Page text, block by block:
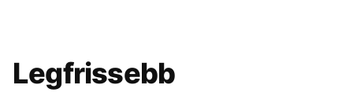
Legfrissebb